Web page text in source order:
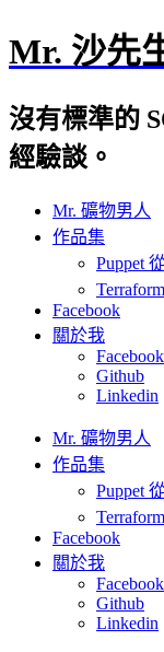
Mr. 沙先
沒有標準的
經驗談。
Mr. 礦物男人
作品集
Puppet
Facebook
關於我
Facebook
Github
Linkedin
Mr. 礦物男人
作品集
Puppet
Facebook
關於我
Facebook
Github
Linkedin